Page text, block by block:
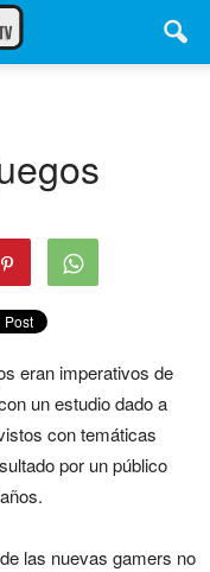
eran imperativos de
un estudio dado a
con temáticas
por un público
las nuevas gamers no